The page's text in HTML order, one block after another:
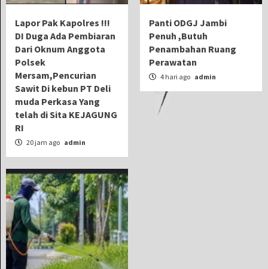
Lapor Pak Kapolres !!!
DI Duga Ada Pembiaran
Dari Oknum Anggota
Polsek
Mersam,Pencurian
Sawit Di kebun PT Deli
muda Perkasa Yang
telah di Sita KEJAGUNG
RI
20 jam ago admin
Panti ODGJ Jambi
Penuh ,Butuh
Penambahan Ruang
Perawatan
4 hari ago admin